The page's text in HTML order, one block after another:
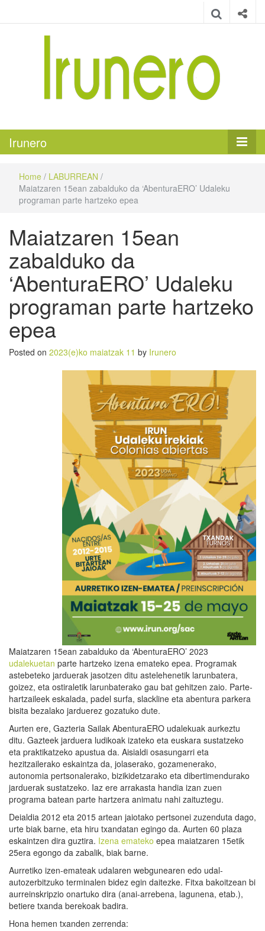
Irunero
Home / LABURREAN /
Maiatzaren 15ean zabalduko da ‘AbenturaERO’ Udaleku
programan parte hartzeko epea
Maiatzaren 15ean
zabalduko da
‘AbenturaERO’ Udaleku
programan parte hartzeko
epea
Posted on 2023(e)ko maiatzak 11 by Irunero
Maiatzaren 15ean zabalduko da ‘AbenturaERO’ 2023
udalekuetan parte hartzeko izena emateko epea. Programak
astebeteko jarduerak jasotzen ditu astelehenetik larunbatera,
goizez, eta ostiraletik larunbaterako gau bat gehitzen zaio. Parte-
hartzaileek eskalada, padel surfa, slackline eta abentura parkera
bisita bezalako jarduerez gozatuko dute.
Aurten ere, Gazteria Sailak AbenturaERO udalekuak aurkeztu
ditu. Gazteek jarduera ludikoak izateko eta euskara sustatzeko
eta praktikatzeko apustua da. Aisialdi osasungarri eta
hezitzailerako eskaintza da, jolaserako, gozamenerako,
autonomia pertsonalerako, bizikidetzarako eta dibertimendurako
jarduerak sustatzeko. Iaz ere arrakasta handia izan zuen
programa batean parte hartzera animatu nahi zaituztegu.
Deialdia 2012 eta 2015 artean jaiotako pertsonei zuzenduta dago,
urte biak barne, eta hiru txandatan egingo da. Aurten 60 plaza
eskaintzen dira guztira. Izena emateko epea maiatzaren 15etik
25era egongo da zabalik, biak barne.
Aurretiko izen-emateak udalaren webgunearen edo udal-
autozerbitzuko terminalen bidez egin daitezke. Fitxa bakoitzean bi
aurreinskripzio onartuko dira (anai-arrebena, lagunena, etab.),
betiere txanda berekoak badira.
Hona hemen txanden zerrenda: